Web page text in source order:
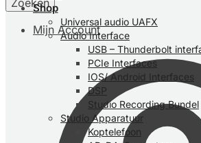
Zoeken
Mijn Account
Shop
Universal audio UAFX
Audio Interface
USB – Thunderbolt
PCIe Interfaces
IOS/ Android Interfaces
DSP
Studio Recording Bundel
Studio Apparatuur
Koptelefoon